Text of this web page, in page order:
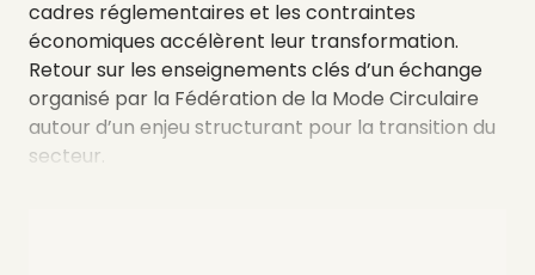
cadres réglementaires et les contraintes
économiques accélèrent leur transformation.
Retour sur les enseignements clés d’un échange
organisé par la Fédération de la Mode Circulaire
autour d’un enjeu structurant pour la transition du
secteur.